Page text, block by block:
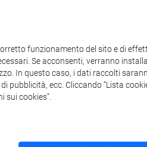
MEDITERRANEA - Laurea
funzionamento del sito e di
Se acconsenti, verranno
In questo caso, i dati raccolti
ecc. Cliccando “Lista
sui cookies”.